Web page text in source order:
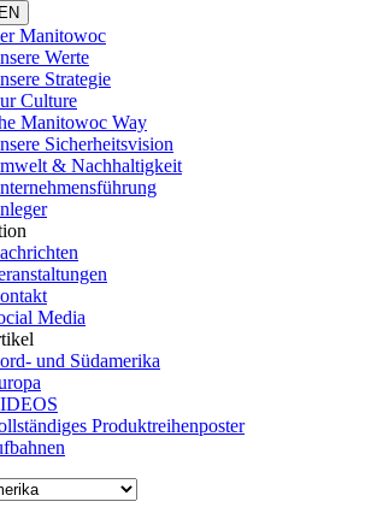
Manitowoc
Werte
Strategie
Culture
Manitowoc Way
Sicherheitsvision
& Nachhaltigkeit
Media
und Südamerika
Produktreihenposter